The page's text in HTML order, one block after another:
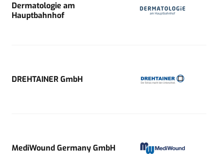
Dermatologie am
Hauptbahnhof
DREHTAINER GmbH
MediWound Germany GmbH